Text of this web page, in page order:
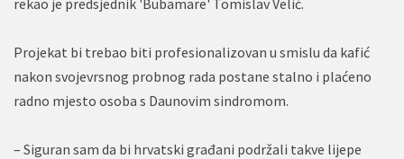
Projekat bi trebao biti profesionalizovan u smislu da kafić
nakon svojevrsnog probnog rada postane stalno i plaćeno
radno mjesto osoba s Daunovim sindromom.
– Siguran sam da bi hrvatski građani podržali takve lijepe